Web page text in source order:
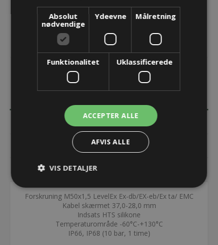
DOKUMENTER
KONTAKT OS
Forskruning M50x1,5 LevelEx Ex-db/EX-eb/Ex ta/ EMC
Kabel skærmet 37,0-28,0 mm
Indsats HTS silikone
Temperaturområde -60°C-+130°C
IP66, IP68 (10 bar, 1 time)
Absolut
nødvendige
Ydeevne Målretning
Funktionalitet Uklassificerede
ACCEPTER ALLE
AFVIS ALLE
VIS DETALJER